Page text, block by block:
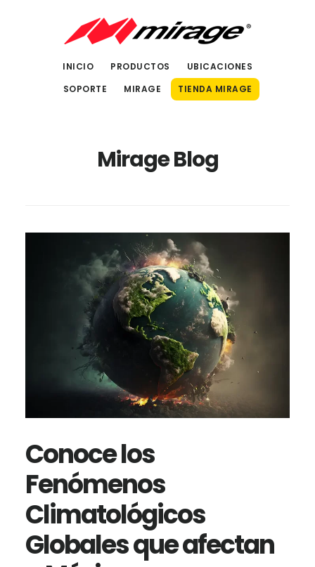
INICIO PRODUCTOS
UBICACIONES
SOPORTE
MIRAGE TIENDA MIRAGE
Mirage Blog
Conoce los
Fenómenos
Climatológicos
Globales que afectan